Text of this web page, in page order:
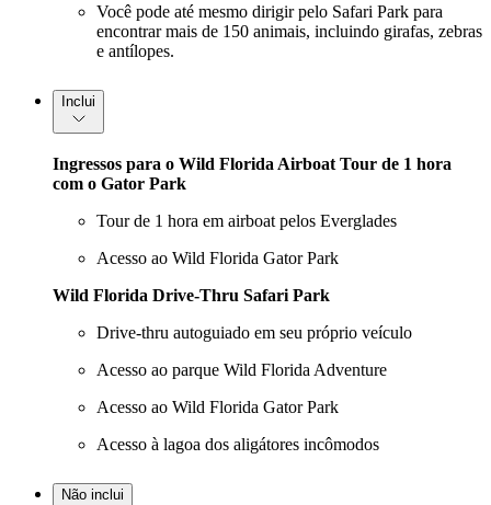
Você pode até mesmo dirigir pelo Safari Park para
encontrar mais de 150 animais, incluindo girafas, zebras
e antílopes.
Inclui
Ingressos para o Wild Florida Airboat Tour de 1 hora
com o Gator Park
Tour de 1 hora em airboat pelos Everglades
Acesso ao Wild Florida Gator Park
Wild Florida Drive-Thru Safari Park
Drive-thru autoguiado em seu próprio veículo
Acesso ao parque Wild Florida Adventure
Acesso ao Wild Florida Gator Park
Acesso à lagoa dos aligátores incômodos
Não inclui